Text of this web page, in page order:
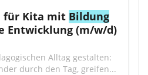
für Kita mit Bildung
Entwicklung (m/w/d)
Alltag gestalten:
durch den Tag, greifen...